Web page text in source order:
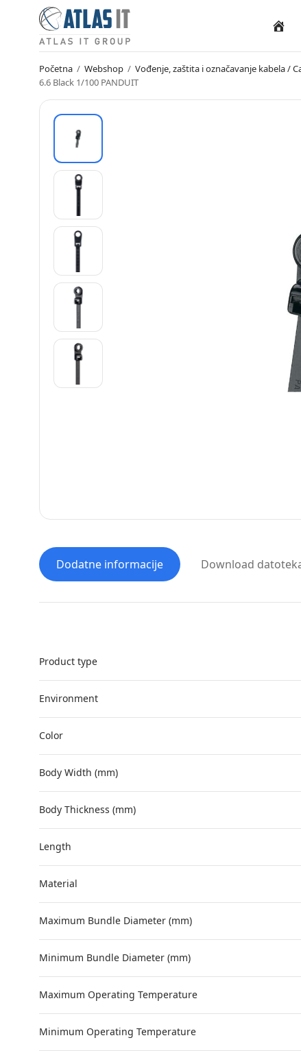
Početna / Webshop / Vođenje, zaštita i označavanje kabela /
6.6 Black 1/100 PANDUIT
Dodatne informacije Download
Product type
Environment
Color
Body Width (mm)
Body Thickness (mm)
Length
Material
Maximum Bundle Diameter (mm)
Minimum Bundle Diameter (mm)
Maximum Operating Temperature
Minimum Operating Temperature